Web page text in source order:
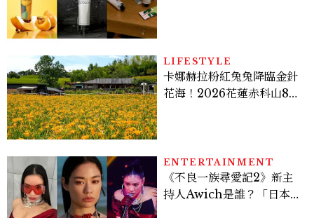
LIFESTYLE
卡娜赫拉粉紅兔兔降臨金針
花海！2026花蓮赤科山8月
ENTERTAINMENT
《不良一族尋愛記2》新主
持人Awich是誰？「日本嘻